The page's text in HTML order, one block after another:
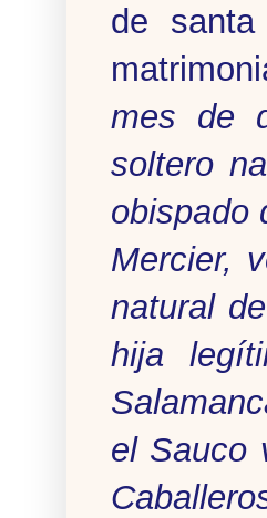
de
mes de
soltero
obispado
Mercier,
natural
hija
el Sauco